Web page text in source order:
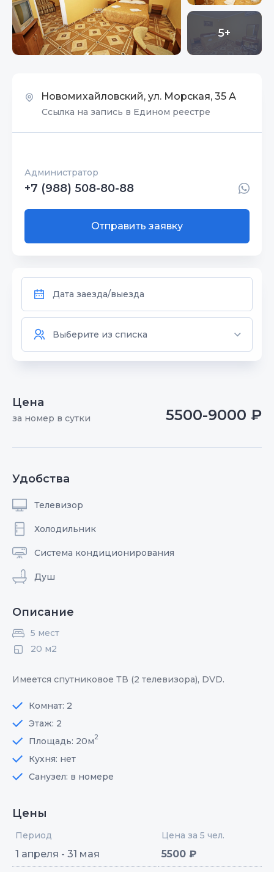
5+
Новомихайловский, ул. Морская, 35 А
Ссылка на запись в Едином реестре
Администратор
+7 (988) 508-80-88
Отправить заявку
Цена
за номер в сутки 5500-9000 ₽
Удобства
Телевизор
Холодильник
Система кондиционирования
Душ
Описание
5 мест
20 м2
Имеется спутниковое ТВ (2 телевизора), DVD.
Комнат: 2
Этаж: 2
Площадь: 20м2
Кухня: нет
Санузел: в номере
Цены
Период Цена за 5 чел.
1 апреля - 31 мая 5500 ₽